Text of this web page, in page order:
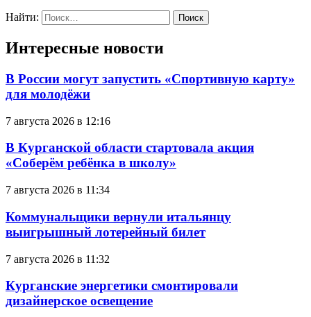
Найти:
Интересные новости
В России могут запустить «Спортивную карту»
для молодёжи
7 августа 2026 в 12:16
В Курганской области стартовала акция
«Соберём ребёнка в школу»
7 августа 2026 в 11:34
Коммунальщики вернули итальянцу
выигрышный лотерейный билет
7 августа 2026 в 11:32
Курганские энергетики смонтировали
дизайнерское освещение